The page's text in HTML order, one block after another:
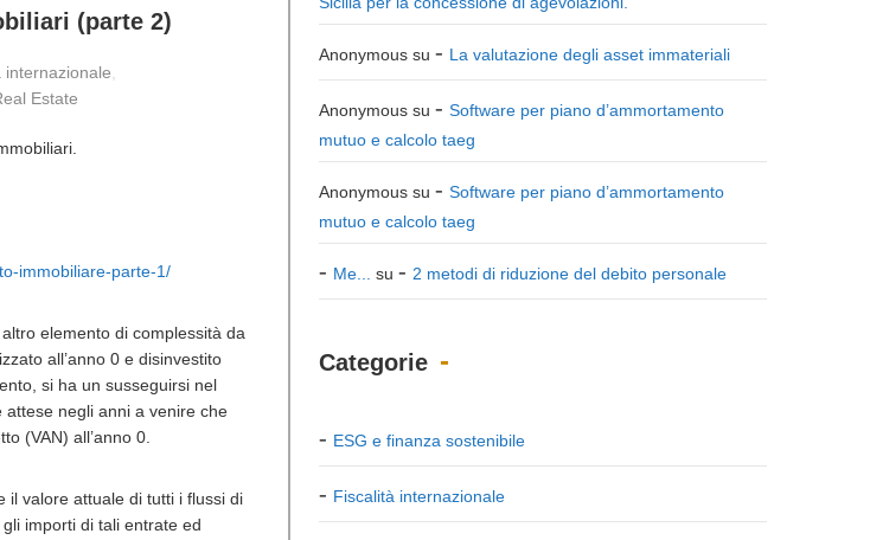
(parte 2)
internazionale
Estate
immobiliare-parte-1/
elemento di complessità da
all’anno 0 e disinvestito
si ha un susseguirsi nel
negli anni a venire che
(VAN) all’anno 0.
il valore attuale di tutti i flussi di
importi di tali entrate ed
Anonymoussu La valutazione degli asset immateriali
Anonymoussu
Software per piano d’ammortamento
mutuo e calcolo taeg
Anonymoussu
Software per piano d’ammortamento
mutuo e calcolo taeg
Me... su 2 metodi di riduzione del debito personale
Categorie
ESG e finanza sostenibile
Fiscalità internazionale